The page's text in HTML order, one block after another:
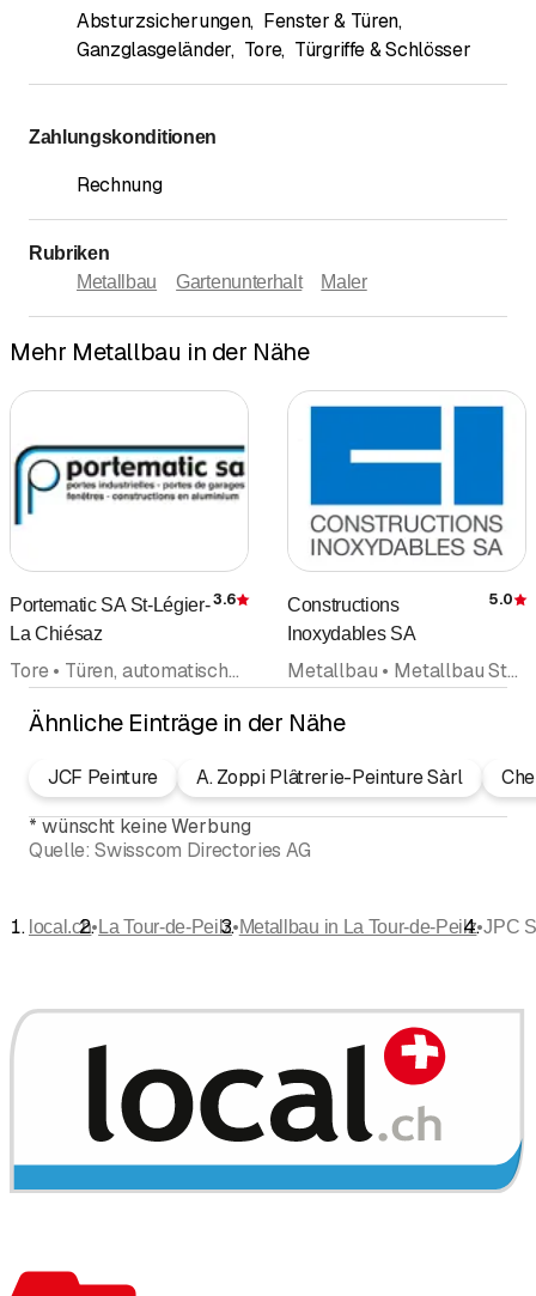
Absturzsicherungen, Fenster & Türen,
Ganzglasgeländer, Tore, Türgriffe & Schlösser
Zahlungskonditionen
Rechnung
Rubriken
Metallbau
Gartenunterhalt Maler
Mehr Metallbau in der Nähe
Portematic SA St-Légier-
La Chiésaz
Bewertung
3.6
Tore • Türen, automatische Türen • Fenster • Fensterfabrikation • Storen • Storen und Rollladen • Metallbau • Metallbau Stahlbau • Türen Zargen
Constructions
Inoxydables SA
5.0
Metallbau • Metallbau Stahlbau • Grosskücheneinrichtungen • Pharmazeutische Produkte Dienstleistungen • Industriemaschinen Industrieanlagen • Schlosserei • Schweisserei • Schläuche
Ähnliche Einträge in der Nähe
JCF Peinture A. Zoppi Plâtrerie-Peinture Sàrl
* wünscht keine Werbung
Quelle: Swisscom Directories AG
local.ch• La Tour-de-Peilz•Metallbau in La Tour-de-Peilz•JPC